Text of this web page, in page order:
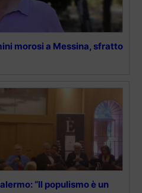
morosi a Messina, sfratto
“Il populismo è un